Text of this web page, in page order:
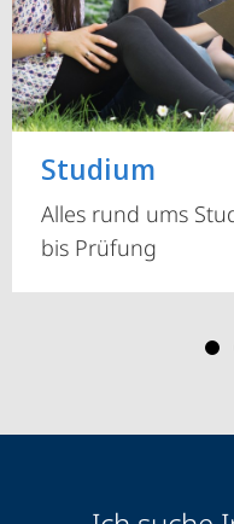
Studium
Alles rund ums
bis Prüfung